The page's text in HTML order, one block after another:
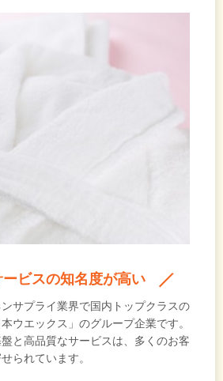
ビスの知名度が高い
サプライ業界で国内トップクラスの
ウエックス」のグループ企業です。
と高品質なサービスは、多くのお客
られています。